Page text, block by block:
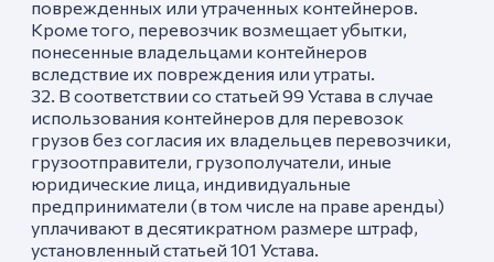
поврежденных или утраченных контейнеров.
Кроме того, перевозчик возмещает убытки,
понесенные владельцами контейнеров
вследствие их повреждения или утраты.
32. В соответствии со статьей 99 Устава в случае
использования контейнеров для перевозок
грузов без согласия их владельцев перевозчики,
грузоотправители, грузополучатели, иные
юридические лица, индивидуальные
предприниматели (в том числе на праве аренды)
уплачивают в десятикратном размере штраф,
установленный статьей 101 Устава.